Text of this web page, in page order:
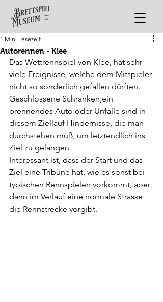
Autorennen - Klee
1 Min. Lesezeit
Das Wettrennspiel von Klee, hat sehr
viele Ereignisse, welche dem Mitspieler
nicht so sonderlich gefallen dürften.
Geschlossene Schranken,ein
brennendes Auto oder Unfälle sind in
diesem Ziellauf Hindernisse, die man
durchstehen muß, um letztendlich ins
Ziel zu gelangen.
Interessant ist, dass der Start und das
Ziel eine Tribüne hat, wie es sonst bei
typischen Rennspielen vorkommt, aber
dann im Verlauf eine normale Strasse
die Rennstrecke vorgibt.